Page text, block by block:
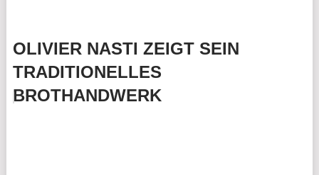
OLIVIER NASTI ZEIGT SEIN
TRADITIONELLES
BROTHANDWERK